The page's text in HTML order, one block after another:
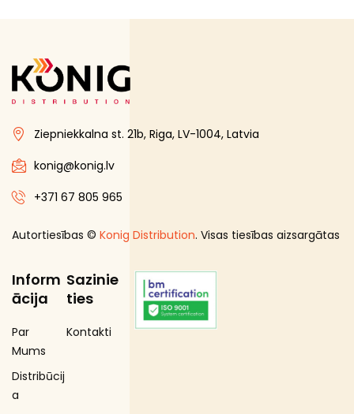
Gourmet līnija
Iesaiņojuma maisiņi
Iesaiņojuma papīrs
Karsto dzērienu krūžu piederumi
Maisiņi ar rokturiem
Porciju trauki
Salmiņi
Ziepniekkalna st. 21b, Riga, LV-1004, Latvia
konig@konig.lv
+371 67 805 965
Autortiesības © Konig Distribution. Visas tiesības aizsargātas
Inform
ācija
Par
Mums
Distribūcij
a
Sazinie
ties
Kontakti